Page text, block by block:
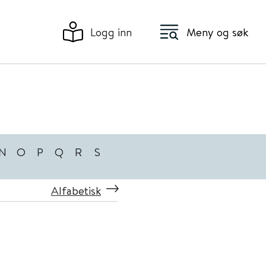
Logg inn Meny og søk
O P Q R S
Alfabetisk